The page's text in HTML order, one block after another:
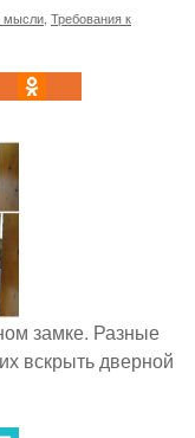
мысли Требования к
замке. Разные
вскрыть дверной